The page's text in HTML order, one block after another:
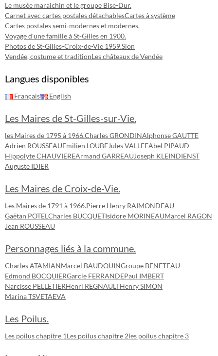
Le musée maraichin et le groupe Bise-Dur.
Carnet avec cartes postales détachablesCartes à système
Cartes postales semi-modernes et modernes.
Voyage d'une famille à St-Gilles en 1900.
Photos de St-Gilles-Croix-de-Vie 1959.Sion
Vendée, costume et traditionLes châteaux de Vendée
Langues disponibles
Français English
Les Maires de St-Gilles-sur-Vie.
les Maires de 1795 à 1966.Charles GRONDINAlphonse GAUTTE
Adrien ROUSSEAUEmilien LOUBEJules VALLEEAbel PIPAUD
Hippolyte CHAUVIEREArmand GARREAUJoseph KLEINDIENST
Auguste IDIER
Les Maires de Croix-de-Vie.
Les Maires de 1791 à 1966.Pierre Henry RAIMONDEAU
Gaëtan POTEL Charles BUCQUETIsidore MORINEAUMarcel RAGON
Jean ROUSSEAU
Personnages liés à la commune.
Charles ATAMIANMarcel BAUDOUINGroupe BENETEAU
Edmond BOCQUIERGarcie FERRANDEPaul IMBERT
Narcisse PELLETIERHenri REGNAULTHenry SIMON
Marina TSVETAEVA
Les Poilus.
Les poilus chapitre 1Les poilus chapitre 2les poilus chapitre 3